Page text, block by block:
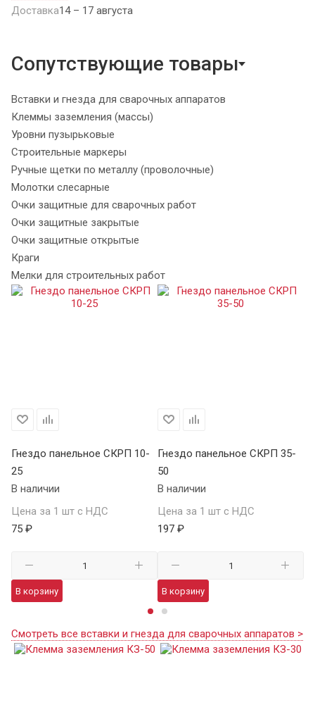
Доставка14 – 17 августа
Сопутствующие товары
Вставки и гнезда для сварочных аппаратов
Клеммы заземления (массы)
Уровни пузырьковые
Строительные маркеры
Ручные щетки по металлу (проволочные)
Молотки слесарные
Очки защитные для сварочных работ
Очки защитные закрытые
Очки защитные открытые
Краги
Мелки для строительных работ
Гнездо панельное СКРП 10-
25
В наличии
Цена за 1 шт с НДС
75 ₽
В корзину
Гнездо панельное СКРП 35-
50
В наличии
Цена за 1 шт с НДС
197 ₽
В корзину
Смотреть все вставки и гнезда для сварочных аппаратов >